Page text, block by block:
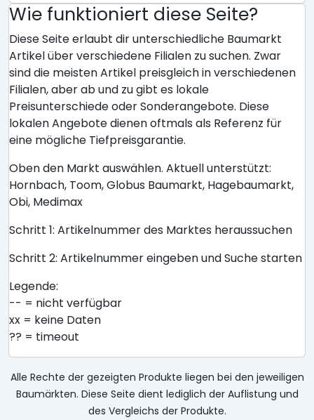
Wie funktioniert diese Seite?
Diese Seite erlaubt dir unterschiedliche Baumarkt
Artikel über verschiedene Filialen zu suchen. Zwar
sind die meisten Artikel preisgleich in verschiedenen
Filialen, aber ab und zu gibt es lokale
Preisunterschiede oder Sonderangebote. Diese
lokalen Angebote dienen oftmals als Referenz für
eine mögliche Tiefpreisgarantie.
Oben den Markt auswählen. Aktuell unterstützt:
Hornbach, Toom, Globus Baumarkt, Hagebaumarkt,
Obi, Medimax
Schritt 1: Artikelnummer des Marktes heraussuchen
Schritt 2: Artikelnummer eingeben und Suche starten
Legende:
-- = nicht verfügbar
xx = keine Daten
?? = timeout
Alle Rechte der gezeigten Produkte liegen bei den jeweiligen
Baumärkten. Diese Seite dient lediglich der Auflistung und
des Vergleichs der Produkte.